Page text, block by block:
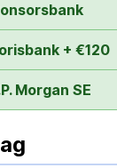
+ €120
Morgan SE